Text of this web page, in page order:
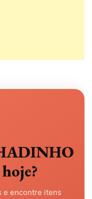
e encontre itens